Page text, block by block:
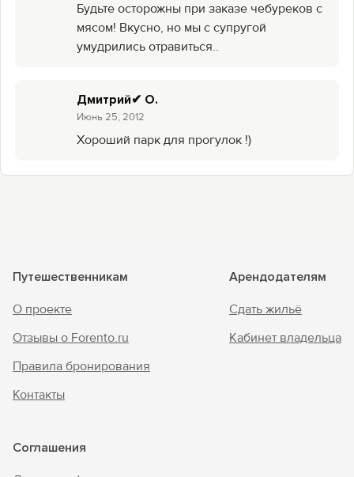
Будьте осторожны при заказе чебуреков с
мясом! Вкусно, но мы с супругой
умудрились отравиться..
Дмитрий✔ О.
Июнь 25, 2012
Хороший парк для прогулок !)
Путешественникам
О проекте
Отзывы о Forento.ru
Правила бронирования
Контакты
Арендодателям
Сдать жильё
Кабинет владельца
Соглашения